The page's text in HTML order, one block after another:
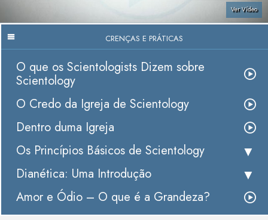
Ver Vídeo
CRENÇAS E PRÁTICAS
O que os Scientologists Dizem sobre
Scientology
O Credo da Igreja de Scientology
Dentro duma Igreja
Os Princípios Básicos de Scientology
Dianética: Uma Introdução
Amor e Ódio – O que é a Grandeza?